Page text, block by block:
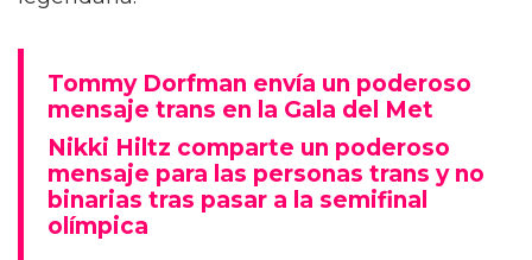
legendaria.
Tommy Dorfman envía un poderoso
mensaje trans en la Gala del Met
Nikki Hiltz comparte un poderoso
mensaje para las personas trans y no
binarias tras pasar a la semifinal
olímpica